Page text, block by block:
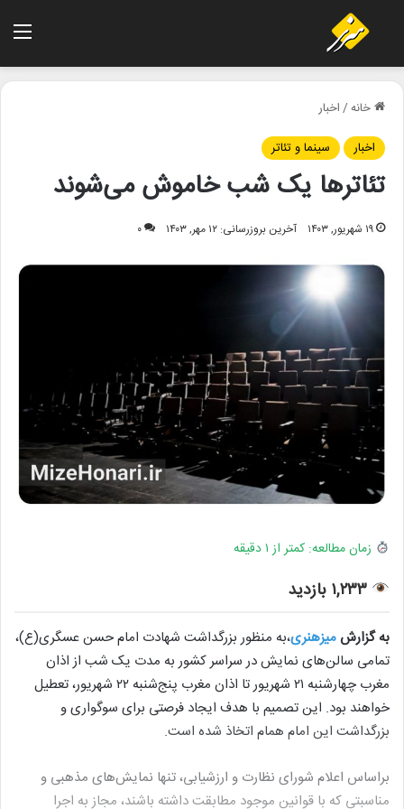
خانه/اخبار
اخبار
سینما و تئاتر
تئاترها یک شب خاموش می‌شوند
۱۹ شهریور, ۱۴۰۳ آخرین بروزرسانی: ۱۲ مهر, ۱۴۰۳ ۰
زمان مطالعه: کمتر از ۱ دقیقه
۱,۲۳۳ بازدید
به گزارش میزهنری،به منظور بزرگداشت شهادت امام حسن عسگری(ع)،
تمامی سالن‌های نمایش در سراسر کشور به مدت یک شب از اذان
مغرب چهارشنبه ۲۱ شهریور تا اذان مغرب پنج‌شنبه ۲۲ شهریور، تعطیل
خواهند بود. این تصمیم با هدف ایجاد فرصتی برای سوگواری و
بزرگداشت این امام همام اتخاذ شده است.
براساس اعلام شورای نظارت و ارزشیابی، تنها نمایش‌های مذهبی و
مناسبتی که با قوانین موجود مطابقت داشته باشند، مجاز به اجرا